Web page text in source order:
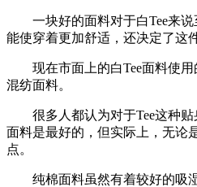
一块好的面料对于白Tee来说
能使穿着更加舒适，还决定了这
现在市面上的白Tee面料使用
混纺面料。
很多人都认为对于Tee这种贴
面料是最好的，但实际上，无论
点。
纯棉面料虽然有着较好的吸